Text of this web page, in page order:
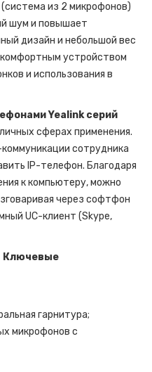
(система из 2 микрофонов)
шум и повышает
дизайн и небольшой вес
устройством
и использования в
Yealink серий
сферах применения.
сотрудника
IP-телефон. Благодаря
к компьютеру, можно
через софтфон
UC-клиент (Skype,
Ключевые
гарнитура;
микрофонов с